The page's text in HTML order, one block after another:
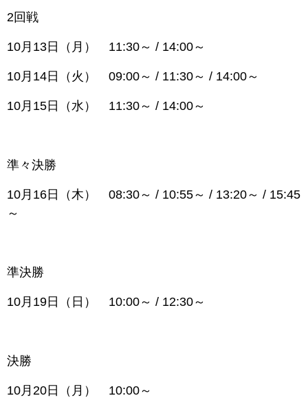
2回戦
10月13日（月） 11:30～ / 14:00～
10月14日（火） 09:00～ / 11:30～ / 14:00～
10月15日（水） 11:30～ / 14:00～
準々決勝
10月16日（木） 08:30～ / 10:55～ / 13:20～ / 15:45
～
準決勝
10月19日（日） 10:00～ / 12:30～
決勝
10月20日（月） 10:00～